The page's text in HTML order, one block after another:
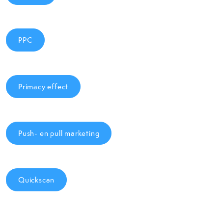
PPC
Primacy effect
Push- en pull marketing
Quickscan